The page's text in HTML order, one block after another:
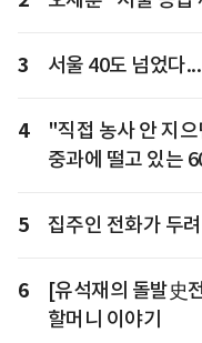
3 서울 40도 넘었다
4
"직접 농사 안 지
중과에 떨고 있는
5 집주인 전화가 두
6
[유석재의 돌발史
할머니 이야기